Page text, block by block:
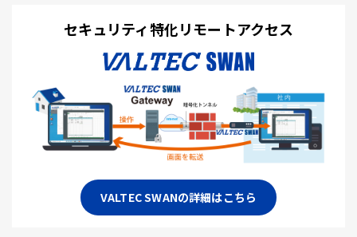
セキュリティ特化リモートアクセス
VALTEC SWANの詳細はこちら